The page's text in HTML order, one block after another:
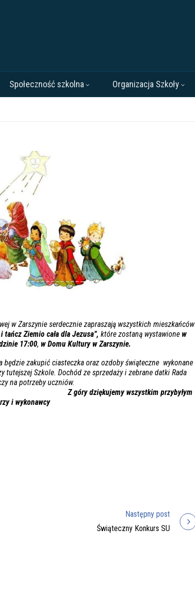
Społeczność szkolna Organizacja Szkoły
w Zarszynie serdecznie zapraszają wszystkich mieszkańców
tańcz Ziemio cała dla Jezusa”, które zostaną wystawione w
17:00, w Domu Kultury w Zarszynie.
będzie zakupić ciasteczka oraz ozdoby świąteczne wykonane
tutejszej Szkole. Dochód ze sprzedaży i zebrane datki Rada
na potrzeby uczniów.
Z góry dziękujemy wszystkim przybyłym
i wykonawcy
Następny post
Świąteczny Konkurs SU